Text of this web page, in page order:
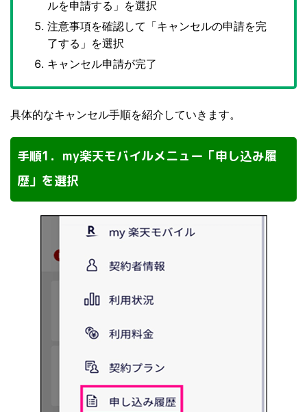
ルを申請する」を選択
注意事項を確認して「キャンセルの申請を完
了する」を選択
キャンセル申請が完了
具体的なキャンセル手順を紹介していきます。
手順1．my楽天モバイルメニュー「申し込み履
歴」を選択